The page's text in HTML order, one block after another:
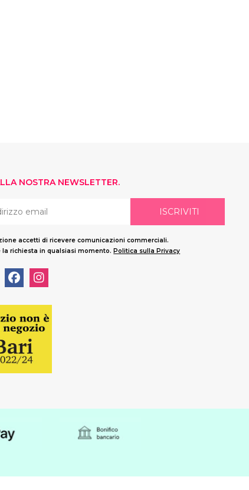
NOSTRA NEWSLETTER.
ISCRIVITI
accetti di ricevere comunicazioni commerciali.
la richiesta in qualsiasi momento. Politica sulla Privacy